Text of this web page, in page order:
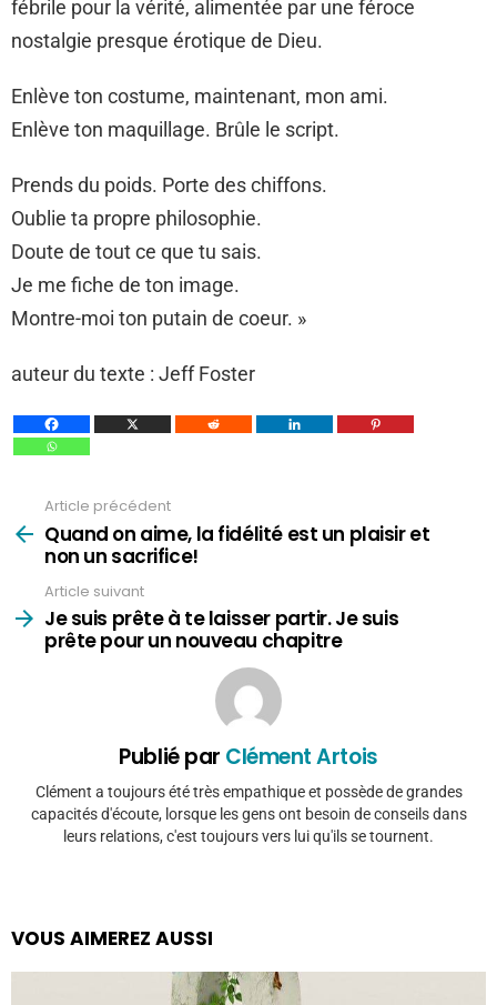
fébrile pour la vérité, alimentée par une féroce
nostalgie presque érotique de Dieu.
Enlève ton costume, maintenant, mon ami.
Enlève ton maquillage. Brûle le script.
Prends du poids. Porte des chiffons.
Oublie ta propre philosophie.
Doute de tout ce que tu sais.
Je me fiche de ton image.
Montre-moi ton putain de coeur. »
auteur du texte : Jeff Foster
plus
Article précédent
Quand on aime, la fidélité est un plaisir et
non un sacrifice!
Article suivant
Je suis prête à te laisser partir. Je suis
prête pour un nouveau chapitre
Publié par Clément Artois
Clément a toujours été très empathique et possède de grandes
capacités d'écoute, lorsque les gens ont besoin de conseils dans
leurs relations, c'est toujours vers lui qu'ils se tournent.
VOUS AIMEREZ AUSSI